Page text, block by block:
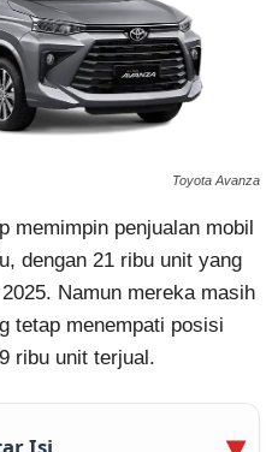
Toyota Avanza
memimpin penjualan mobil
dengan 21 ribu unit yang
Namun mereka masih
tetap menempati posisi
ribu unit terjual.